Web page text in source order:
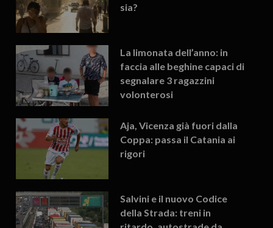
sia?
La limonata dell’anno: in
faccia alle beghine capaci di
segnalare 3 ragazzini
volonterosi
Aja, Vicenza già fuori dalla
Coppa: passa il Catania ai
rigori
Salvini e il nuovo Codice
della Strada: treni in